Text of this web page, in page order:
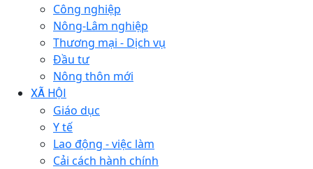
Công nghiệp
Nông-Lâm nghiệp
Thương mại - Dịch vụ
Đầu tư
Nông thôn mới
XÃ HỘI
Giáo dục
Y tế
Lao động - việc làm
Cải cách hành chính